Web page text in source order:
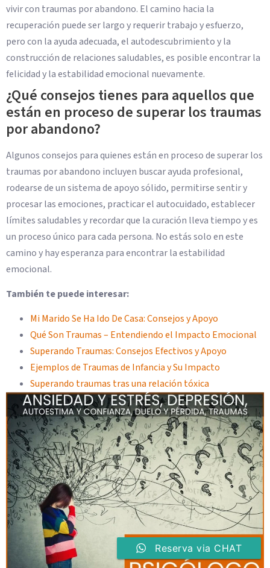
vivir con traumas por abandono. El camino hacia la
recuperación puede ser largo y requerir trabajo y esfuerzo,
pero con la ayuda adecuada, el autodescubrimiento y la
construcción de relaciones saludables, es posible encontrar la
felicidad y la estabilidad emocional nuevamente.
¿Qué consejos tienes para aquellos que
están en proceso de superar los traumas
por abandono?
Algunos consejos para quienes están en proceso de superar los
traumas por abandono incluyen buscar ayuda profesional,
rodearse de un sistema de apoyo sólido, permitirse sentir y
procesar las emociones, practicar el autocuidado, establecer
límites saludables y recordar que la curación lleva tiempo y es
un proceso único para cada persona. No estás solo en este
camino y hay esperanza para encontrar la estabilidad
emocional.
También te puede interesar:
Mi Marido Se Ha Ido De Casa: Consejos y Apoyo
Qué Son Traumas – Entendiendo el Impacto Emocional
Superando Traumas: Consejos Efectivos y Apoyo
Ejemplos de Traumas de Infancia y Su Impacto
Superando traumas tras una relación tóxica
Reserva via CHAT